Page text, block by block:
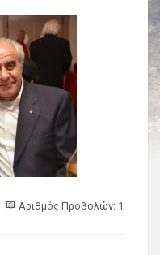
Αριθμός Προβολών: 1